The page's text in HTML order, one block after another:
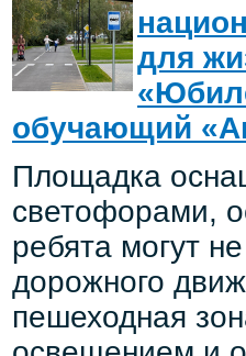
для
обучающий
Площадка
светофорами,
ребята могут
дорожного
пешеходная